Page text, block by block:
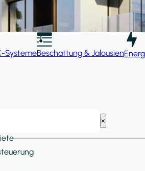
SystemeBeschattung & Jalousien
×